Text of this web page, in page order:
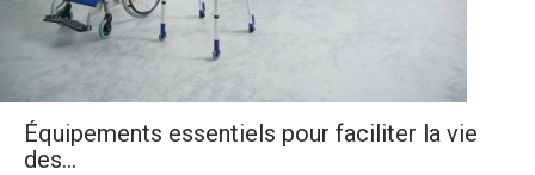
Équipements essentiels pour faciliter la vie
des...